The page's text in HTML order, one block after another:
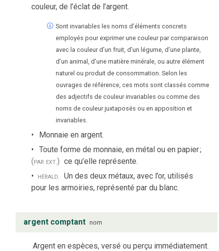
couleur, de l’éclat de l’argent.
Sont invariables les noms d’éléments concrets
employés pour exprimer une couleur par comparaison
avec la couleur d’un fruit, d’un légume, d’une plante,
d’un animal, d’une matière minérale, ou autre élément
naturel ou produit de consommation. Selon les
ouvrages de référence, ces mots sont classés comme
des adjectifs de couleur invariables ou comme des
noms de couleur juxtaposés ou en apposition et
invariables.
Monnaie en argent.
Toute forme de monnaie, en métal ou en papier;
(par ext.) ce qu’elle représente.
hérald. Un des deux métaux, avec l’or, utilisés
pour les armoiries, représenté par du blanc.
argent comptant nom
Argent en espèces, versé ou perçu immédiatement.